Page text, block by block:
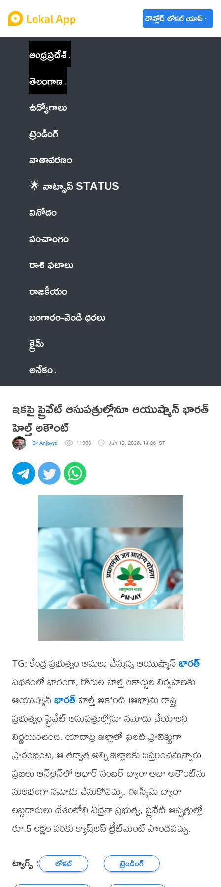
డౌన్లోడ్ లోకల్ యాప్
ఆంధ్రప్రదేశ్
తెలంగాణ
ఉద్యోగాలు
ట్రెండింగ్
వాతావరణం
🌟 వాట్సాప్ STATUS
వినోదం
పంచాంగం
రాశి ఫలాలు
రాజకీయం
బంగారం-వెండి ధరలు
క్రైమ్
అనేకం
ఇకపై ప్రైవేట్ ఆసుపత్రుల్లోనూ ఆయుష్మాన్ భారత్
హెల్త్ అకౌంట్
By Anjayya 11980 Jun 12, 2026, 14:06 IST
TG: కేంద్ర ప్రభుత్వం అమలు చేస్తున్న ఆయుష్మాన్భారత్
పథకంలో భాగంగా, రోగుల హెల్త్ రికార్డుల నిర్వహణకు
ఆయుష్మాన్భారత్హెల్త్ అకౌంట్ (ఆభా)ను రాష్ట్ర
ప్రభుత్వం ప్రైవేట్ ఆసుపత్రుల్లోనూ నమోదు చేయాలని
నిర్ణయించింది. యాదాద్రి జిల్లాలో పైలట్ ప్రాజెక్టుగా
ప్రారంభించి, ఆ తర్వాత అన్ని జిల్లాలకు విస్తరించనున్నారు.
ప్రజలు ఆన్‌లైన్‌లో ఆధార్ నంబర్ ద్వారా ఆభా అకౌంట్‌ను
సులభంగా నమోదు చేసుకోవచ్చు. ఈ స్కీమ్ ద్వారా
లబ్దిదారులు దేశంలోని ఏదైనా ప్రభుత్వ, ప్రైవేట్ ఆస్పత్రుల్లో
రూ.5 లక్షల వరకు క్యాష్‌లెస్ ట్రీట్‌మెంట్ పొందవచ్చు.
ట్యాగ్స్ : లోకల్
ట్రెండింగ్